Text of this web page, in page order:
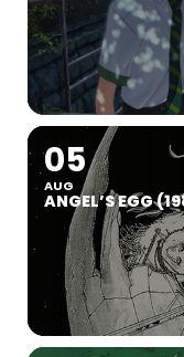
05
AUG
ANGEL’S EGG